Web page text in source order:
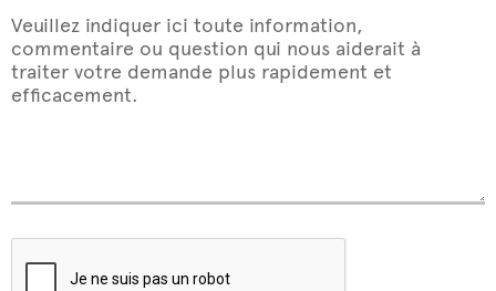
Veuillez indiquer ici toute information,
commentaire ou question qui nous aiderait à
traiter votre demande plus rapidement et
efficacement.